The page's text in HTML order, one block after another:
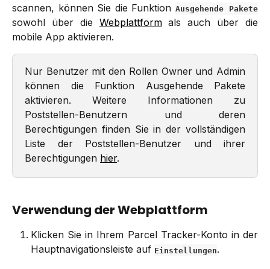
scannen, können Sie die Funktion Ausgehende Pakete
sowohl über die Webplattformals auch über die
mobile App aktivieren.
Nur Benutzer mit den Rollen Owner und Admin
können die Funktion Ausgehende Pakete
aktivieren. Weitere Informationen zu
Poststellen-Benutzern und deren
Berechtigungen finden Sie in der vollständigen
Liste der Poststellen-Benutzer und ihrer
Berechtigungen hier.
Verwendung der Webplattform
Klicken Sie in Ihrem Parcel Tracker-Konto in der
Hauptnavigationsleiste auf Einstellungen.